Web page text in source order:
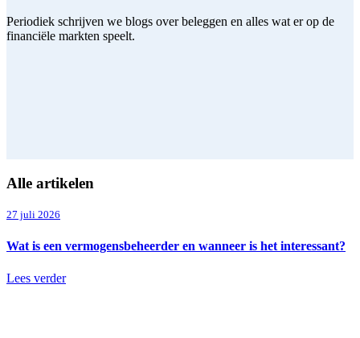
press
"Ctrl
+
you
and
with
content.
Periodiek schrijven we blogs over beleggen en alles wat er op de
financiële markten speelt.
Alle artikelen
27 juli 2026
Wat is een vermogensbeheerder en wanneer is het interessant?
Lees verder